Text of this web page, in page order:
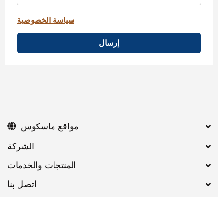
سياسة الخصوصية
إرسال
اتصل بنا
مواقع ماسكوس